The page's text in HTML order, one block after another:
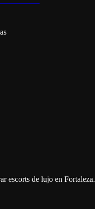
escorts de lujo en Fortaleza.